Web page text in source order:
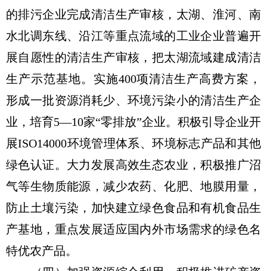
的排污企业完成清洁生产审核，太湖、淮河、南
水北调东线、沿江等重点流域的工业企业普遍开
展自愿性的清洁生产审核，把太湖流域建成清洁
生产示范基地。实施400项清洁生产高费方案，
形成一批资源消耗少、环境污染小的清洁生产企
业，培育5—10家“零排放”企业。积极引导企业开
展ISO14000环境管理体系、环境标志产品和其他
绿色认证。大力发展高效生态农业，积极推广沼
气等生物质能源，减少农药、化肥、地膜用量，
防止土壤污染，加快建立绿色食品和有机食品生
产基地，重点发展适应国内外市场需求的绿色名
特优农产品。